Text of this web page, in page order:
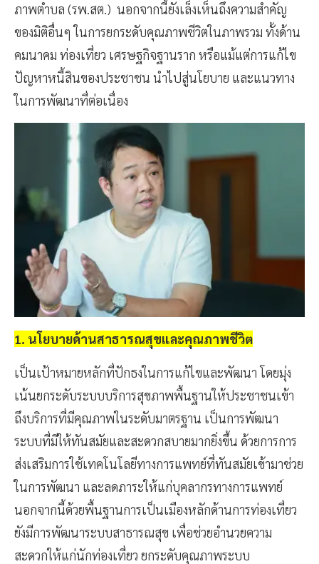
ภาพตำบล (รพ.สต.) นอกจากนี้ยังเล็งเห็นถึงความสำคัญ
ของมิติอื่นๆ ในการยกระดับคุณภาพชีวิตในภาพรวม ทั้งด้าน
คมนาคม ท่องเที่ยว เศรษฐกิจฐานราก หรือแม้แต่การแก้ไข
ปัญหาหนี้สินของประชาชน นำไปสู่นโยบาย และแนวทาง
ในการพัฒนาที่ต่อเนื่อง
1. นโยบายด้านสาธารณสุขและคุณภาพชีวิต
เป็นเป้าหมายหลักที่ปักธงในการแก้ไขและพัฒนา โดยมุ่ง
เน้นยกระดับระบบบริการสุขภาพพื้นฐานให้ประชาชนเข้า
ถึงบริการที่มีคุณภาพในระดับมาตรฐาน เป็นการพัฒนา
ระบบที่มีให้ทันสมัยและสะดวกสบายมากยิ่งขึ้น ด้วยการการ
ส่งเสริมการใช้เทคโนโลยีทางการแพทย์ที่ทันสมัยเข้ามาช่วย
ในการพัฒนา และลดภาระให้แก่บุคลากรทางการแพทย์
นอกจากนี้ด้วยพื้นฐานการเป็นเมืองหลักด้านการท่องเที่ยว
ยังมีการพัฒนาระบบสาธารณสุข เพื่อช่วยอำนวยความ
สะดวกให้แก่นักท่องเที่ยว ยกระดับคุณภาพระบบ